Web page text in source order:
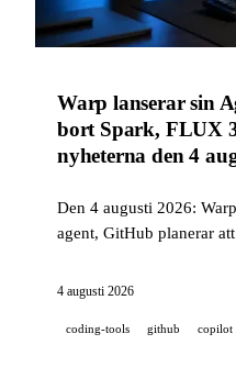
Warp lanserar sin
bort Spark, FLUX
nyheterna den 4
Den 4 augusti 2026:
agent, GitHub planerar
Alpamayo 2 Super och
4 augusti 2026
coding-tools github copilot